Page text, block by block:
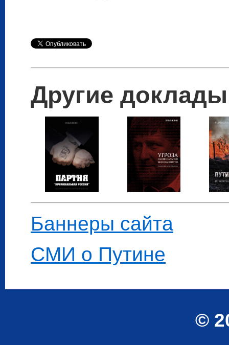
Другие доклады
Баннеры сайта
СМИ о Путине
©